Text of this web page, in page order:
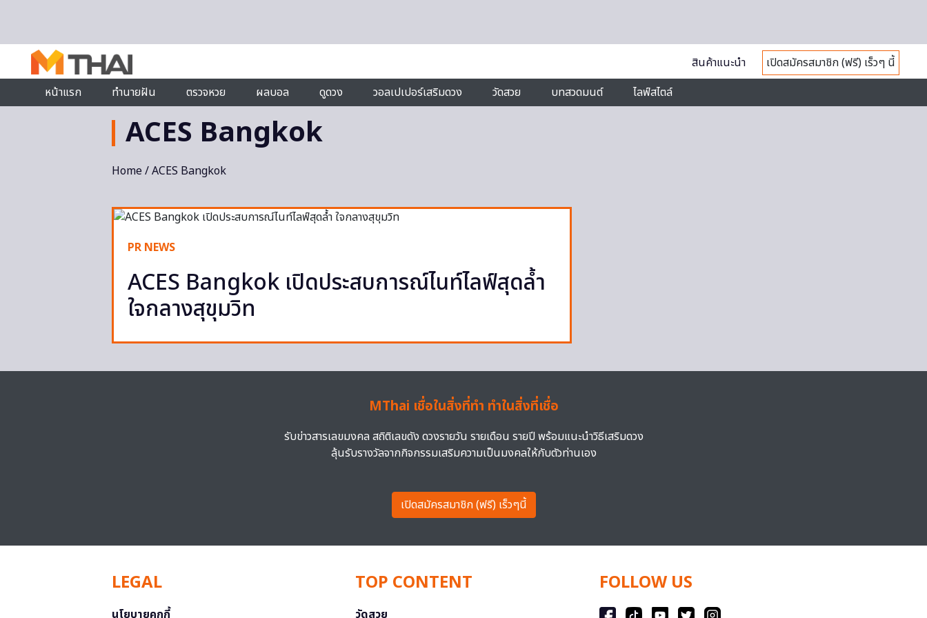
สินค้าแนะนำ
เปิดสมัครสมาชิก (ฟรี) เร็วๆ นี้
หน้าแรก
ทำนายฝัน ตรวจหวย ผลบอล ดูดวง วอลเปเปอร์เสริมดวง วัดสวย บทสวดมนต์ ไลฟ์สไตล์
ACES Bangkok
Home/ ACES Bangkok
PR NEWS
ACES Bangkok เปิดประสบการณ์ไนท์ไลฟ์สุดล้ำ
ใจกลางสุขุมวิท
MThai เชื่อในสิ่งที่ทำ ทำในสิ่งที่เชื่อ
รับข่าวสารเลขมงคล สถิติเลขดัง ดวงรายวัน รายเดือน รายปี พร้อมแนะนำวิธีเสริมดวง
ลุ้นรับรางวัลจากกิจกรรมเสริมความเป็นมงคลให้กับตัวท่านเอง
เปิดสมัครสมาชิก (ฟรี) เร็วๆนี้
LEGAL
นโยบายคุกกี้
TOP CONTENT
วัดสวย
FOLLOW US